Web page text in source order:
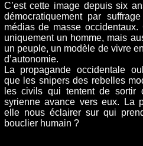
C’est cette image depuis six
démocratiquement par
médias de masse
uniquement un homme, mais
un peuple, un modèle de vivre
d’autonomie.
La propagande occidentale
que les snipers des rebelles
les civils qui tentent de sortir
syrienne avance vers eux. La
elle nous éclairer sur qui
bouclier humain ?